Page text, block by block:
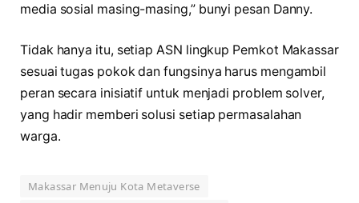
media sosial masing-masing,” bunyi pesan Danny.
Tidak hanya itu, setiap ASN lingkup Pemkot Makassar
sesuai tugas pokok dan fungsinya harus mengambil
peran secara inisiatif untuk menjadi problem solver,
yang hadir memberi solusi setiap permasalahan
warga.
Makassar Menuju Kota Metaverse